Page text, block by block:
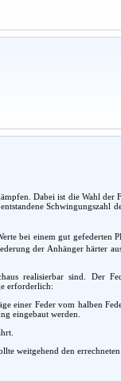
Dabei ist die Wahl der
Schwingungszahl
bei einem gut gefederten
der Anhänger härter
realisierbar sind. Der
erforderlich:
einer Feder vom halben
eingebaut werden.
weitgehend den errechneten